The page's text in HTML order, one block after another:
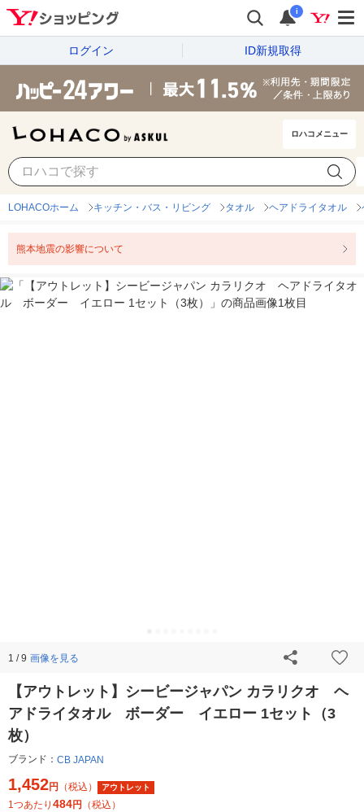
i
ログイン ID新規取得
ロハコメニュー
LOHACOホーム キッチン・バス・リビング タオル ヘアドライタオル
熊本地震の影響について
1 / 9 画像を見る
【アウトレット】シービージャパン カラリクオ ヘ
アドライタオル ボーダー イエロー 1セット（3
枚）
ブランド： CB JAPAN
1,452円 （税込） アウトレット
1つあたり 484円 （税込）